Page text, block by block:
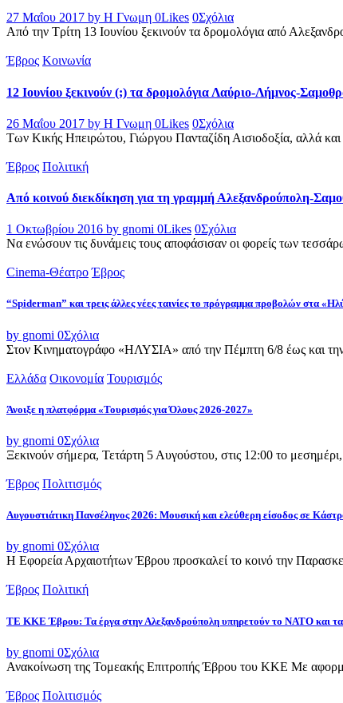
27 Μαΐου 2017 by Η Γνωμη 0Likes 0Σχόλια
Από την Τρίτη 13 Ιουνίου ξεκινούν τα δρομολόγια από
Έβρος Κοινωνία
12 Ιουνίου ξεκινούν (;) τα δρομολόγια Λαύριο-Λήμνος-
26 Μαΐου 2017 by Η Γνωμη 0Likes 0Σχόλια
Των Κικής Ηπειρώτου, Γιώργου Πανταζίδη Αισιοδοξία, αλλά
Έβρος Πολιτική
Από κοινού διεκδίκηση για τη γραμμή Αλεξανδρούπολη-
1 Οκτωβρίου 2016 by gnomi 0Likes 0Σχόλια
Nα ενώσουν τις δυνάμεις τους αποφάσισαν οι φορείς των
Cinema-Θέατρο Έβρος
“Spiderman” και τρεις άλλες νέες ταινίες το πρόγραμμα προβολών στα
by gnomi 0Σχόλια
Στον Κινηματογράφο «ΗΛΥΣΙΑ» από την Πέμπτη 6/8 έως και την
Ελλάδα Οικονομία Τουρισμός
Άνοιξε η πλατφόρμα «Τουρισμός για Όλους 2026-2027»
by gnomi 0Σχόλια
Ξεκινούν σήμερα, Τετάρτη 5 Αυγούστου, στις 12:00 το
Έβρος Πολιτισμός
Αυγουστιάτικη Πανσέληνος 2026: Μουσική και ελεύθερη είσοδος σε
by gnomi 0Σχόλια
Η Εφορεία Αρχαιοτήτων Έβρου προσκαλεί το κοινό την
Έβρος Πολιτική
ΤΕ ΚΚΕ Έβρου: Τα έργα στην Αλεξανδρούπολη υπηρετούν το ΝΑΤΟ και τα
by gnomi 0Σχόλια
Ανακοίνωση της Τομεακής Επιτροπής Έβρου του ΚΚΕ Με
Έβρος Πολιτισμός